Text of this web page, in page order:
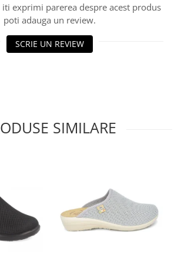
iti exprimi parerea despre acest produs
poti adauga un review.
SCRIE UN REVIEW
SIMILARE